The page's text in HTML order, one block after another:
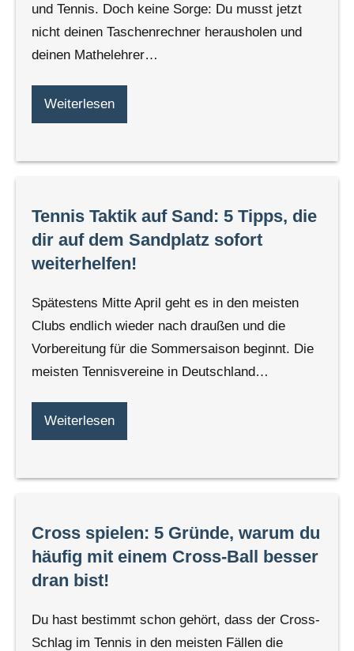
und Tennis. Doch keine Sorge: Du musst jetzt
nicht deinen Taschenrechner herausholen und
deinen Mathelehrer…
Weiterlesen
Tennis Taktik auf Sand: 5 Tipps, die
dir auf dem Sandplatz sofort
weiterhelfen!
Spätestens Mitte April geht es in den meisten
Clubs endlich wieder nach draußen und die
Vorbereitung für die Sommersaison beginnt. Die
meisten Tennisvereine in Deutschland…
Weiterlesen
Cross spielen: 5 Gründe, warum du
häufig mit einem Cross-Ball besser
dran bist!
Du hast bestimmt schon gehört, dass der Cross-
Schlag im Tennis in den meisten Fällen die